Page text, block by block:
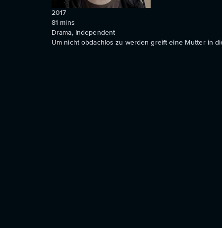
2017
81 mins
Drama, Independent
Um nicht obdachlos zu werden greift eine Mutter in